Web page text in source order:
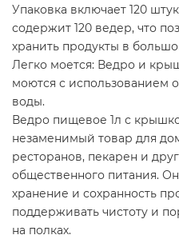
Упаковка включает 120
содержит 120 ведер, что
хранить продукты в
Легко моется: Ведро и
моются с использованием
воды.
Ведро пищевое 1л с
незаменимый товар для
ресторанов, пекарен и
общественного питания.
хранение и сохранность
поддерживать чистоту и
на полках.